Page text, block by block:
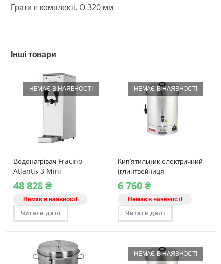
Грати в комплекті, O 320 мм
Інші товари
НЕМАЄ В НАЯВНОСТІ
Водонагрівач Fracino
Atlantis 3 Mini
48‎ 828₴
Немає в наявності
Читати далі
НЕМАЄ В НАЯВНОСТІ
Кип’ятильник електричний
(глинтвейниця,
водонагрівач) Lors SI.15
6‎ 760₴
Немає в наявності
Читати далі
НЕМАЄ В НАЯВНОСТІ